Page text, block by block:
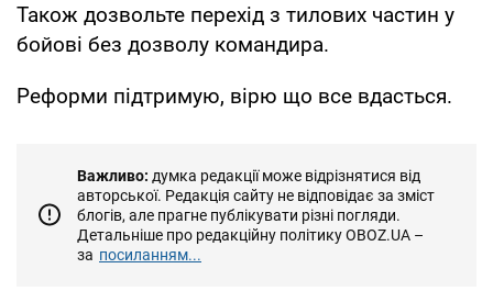
Також дозвольте перехід з тилових частин у
бойові без дозволу командира.
Реформи підтримую, вірю що все вдасться.
Важливо: думка редакції може відрізнятися від
авторської. Редакція сайту не відповідає за зміст
блогів, але прагне публікувати різні погляди.
Детальніше про редакційну політику OBOZ.UA –
за посиланням...